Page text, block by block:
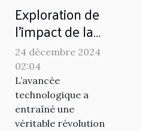
Exploration de
l'impact de la
fusion des
technologies
dans
l'orthopédie et
la podologie
24 décembre 2024
02:04
L’avancée
technologique a
entraîné une
véritable révolution